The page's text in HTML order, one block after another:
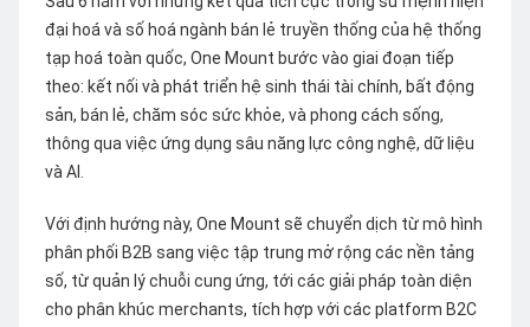
đại hoá và số hoá ngành bán lẻ truyền thống của hệ thống
tạp hoá toàn quốc, One Mount bước vào giai đoạn tiếp
theo: kết nối và phát triển hệ sinh thái tài chính, bất động
sản, bán lẻ, chăm sóc sức khỏe, và phong cách sống,
thông qua việc ứng dụng sâu năng lực công nghệ, dữ liệu
và AI.
Với định hướng này, One Mount sẽ chuyển dịch từ mô hình
phân phối B2B sang việc tập trung mở rộng các nền tảng
số, từ quản lý chuỗi cung ứng, tới các giải pháp toàn diện
cho phân khúc merchants, tích hợp với các platform B2C